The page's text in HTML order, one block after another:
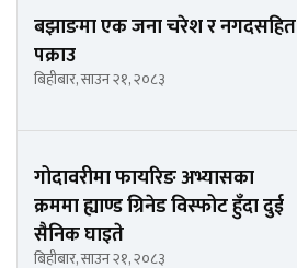
बझाङमा एक जना चरेश र नगदसहित
पक्राउ
बिहीबार, साउन २१, २०८३
गोदावरीमा फायरिङ अभ्यासका
क्रममा ह्याण्ड ग्रिनेड विस्फोट हुँदा दुई
सैनिक घाइते
बिहीबार, साउन २१, २०८३